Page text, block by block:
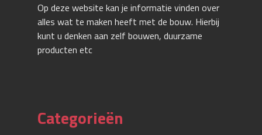
Op deze website kan je informatie vinden over
alles wat te maken heeft met de bouw. Hierbij
kunt u denken aan zelf bouwen, duurzame
producten etc
Categorieën